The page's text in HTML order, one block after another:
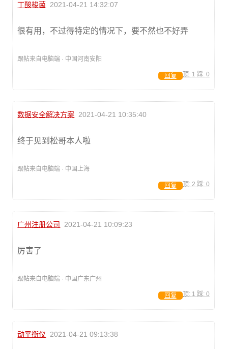
丁酸梭菌 2021-04-21 14:32:07
很有用，不过得特定的情况下，要不然也不好弄
跟帖来自电脑端 · 中国河南安阳
顶: 1 踩: 0
回复
数据安全解决方案 2021-04-21 10:35:40
终于见到松哥本人啦
跟帖来自电脑端 · 中国上海
顶: 2 踩: 0
回复
广州注册公司 2021-04-21 10:09:23
厉害了
跟帖来自电脑端 · 中国广东广州
顶: 1 踩: 0
回复
动平衡仪 2021-04-21 09:13:38